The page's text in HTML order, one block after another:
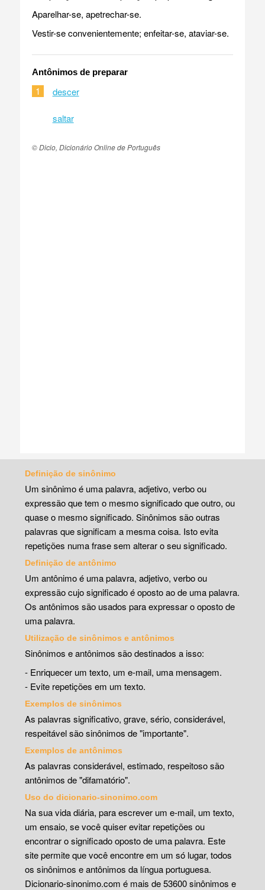
Aparelhar-se, apetrechar-se.
Vestir-se convenientemente; enfeitar-se, ataviar-se.
Antônimos de preparar
1 descer
saltar
© Dicio, Dicionário Online de Português
Definição de sinônimo
Um sinônimo é uma palavra, adjetivo, verbo ou
expressão que tem o mesmo significado que outro, ou
quase o mesmo significado. Sinônimos são outras
palavras que significam a mesma coisa. Isto evita
repetições numa frase sem alterar o seu significado.
Definição de antônimo
Um antônimo é uma palavra, adjetivo, verbo ou
expressão cujo significado é oposto ao de uma palavra.
Os antônimos são usados para expressar o oposto de
uma palavra.
Utilização de sinônimos e antônimos
Sinônimos e antônimos são destinados a isso:
- Enriquecer um texto, um e-mail, uma mensagem.
- Evite repetições em um texto.
Exemplos de sinônimos
As palavras significativo, grave, sério, considerável,
respeitável são sinônimos de "importante".
Exemplos de antônimos
As palavras considerável, estimado, respeitoso são
antônimos de "difamatório".
Uso do dicionario-sinonimo.com
Na sua vida diária, para escrever um e-mail, um texto,
um ensaio, se você quiser evitar repetições ou
encontrar o significado oposto de uma palavra. Este
site permite que você encontre em um só lugar, todos
os sinônimos e antônimos da língua portuguesa.
Dicionario-sinonimo.com é mais de 53600 sinônimos e